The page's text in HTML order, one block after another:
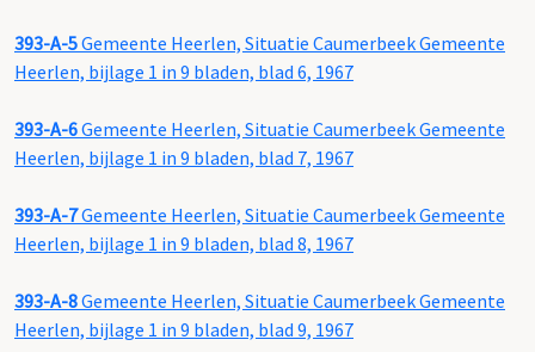
393-A-5Gemeente Heerlen, Situatie Caumerbeek Gemeente
Heerlen, bijlage 1 in 9 bladen, blad 6, 1967
393-A-6Gemeente Heerlen, Situatie Caumerbeek Gemeente
Heerlen, bijlage 1 in 9 bladen, blad 7, 1967
393-A-7Gemeente Heerlen, Situatie Caumerbeek Gemeente
Heerlen, bijlage 1 in 9 bladen, blad 8, 1967
393-A-8Gemeente Heerlen, Situatie Caumerbeek Gemeente
Heerlen, bijlage 1 in 9 bladen, blad 9, 1967